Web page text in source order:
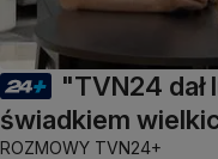
"TVN24 dał
świadkiem
ROZMOWY TVN24+